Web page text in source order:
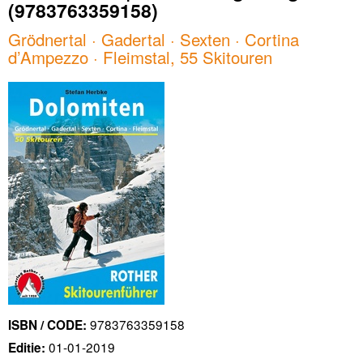
(9783763359158)
Grödnertal · Gadertal · Sexten · Cortina
d’Ampezzo · Fleimstal, 55 Skitouren
ISBN / CODE: 9783763359158
Editie: 01-01-2019